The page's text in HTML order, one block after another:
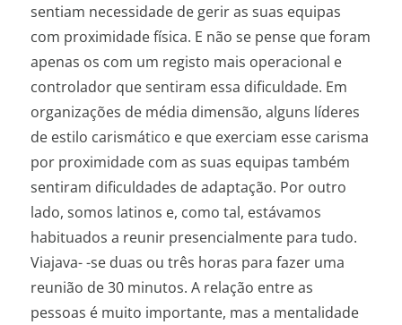
sentiam necessidade de gerir as suas equipas
com proximidade física. E não se pense que foram
apenas os com um registo mais operacional e
controlador que sentiram essa dificuldade. Em
organizações de média dimensão, alguns líderes
de estilo carismático e que exerciam esse carisma
por proximidade com as suas equipas também
sentiram dificuldades de adaptação. Por outro
lado, somos latinos e, como tal, estávamos
habituados a reunir presencialmente para tudo.
Viajava- -se duas ou três horas para fazer uma
reunião de 30 minutos. A relação entre as
pessoas é muito importante, mas a mentalidade